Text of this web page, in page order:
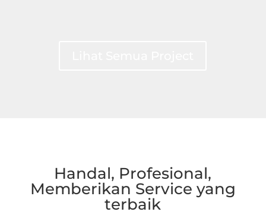
Handal, Profesional,
Memberikan Service yang
terbaik